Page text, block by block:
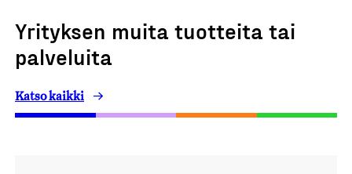
Yrityksen muita tuotteita tai
palveluita
Katso kaikki